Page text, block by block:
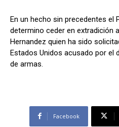
En un hecho sin precedentes el
determino ceder en extradición
Hernandez quien ha sido
Estados Unidos acusado por el
de armas.
Facebook